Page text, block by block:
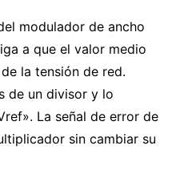
modulador de ancho
a que el valor medio
la tensión de red.
de un divisor y lo
La señal de error de
sin cambiar su